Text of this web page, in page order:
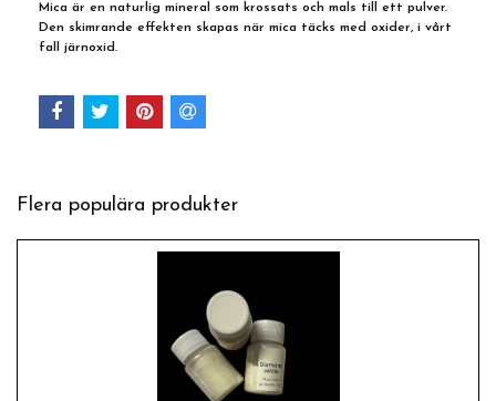
Mica är en naturlig mineral som krossats och mals till ett pulver.
Den skimrande effekten skapas när mica täcks med oxider, i vårt
fall järnoxid.
Flera populära produkter